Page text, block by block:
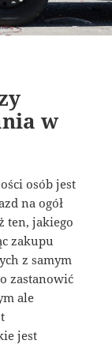
w
osób jest
na ogół
ten, jakiego
zakupu
z samym
zastanowić
ale
jest